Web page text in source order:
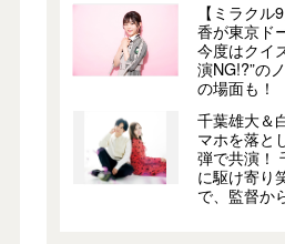
【ミラク
香が東京ド
今度はクイ
演NG!?”の
の場面も！
千葉雄大＆
マホを落と
弾で共演！
に駆け寄り
で、監督か